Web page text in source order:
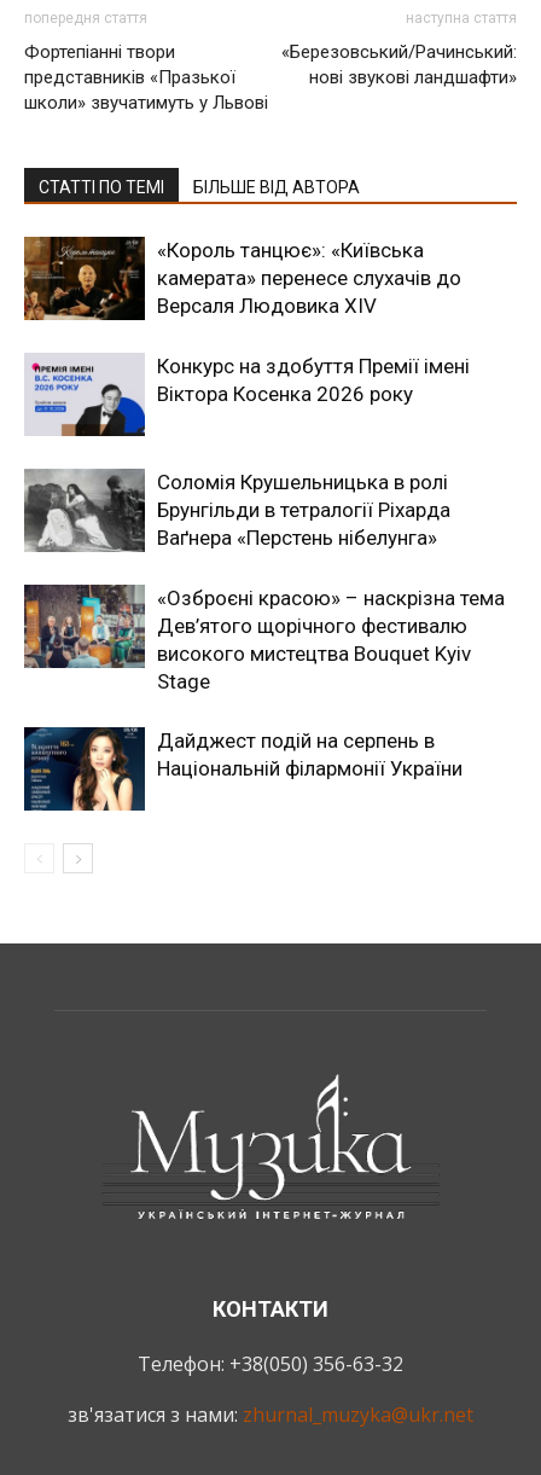
попередня стаття
Фортепіанні твори
представників «Празької
школи» звучатимуть у Львові
наступна стаття
«Березовський/Рачинський:
нові звукові ландшафти»
СТАТТІ ПО ТЕМІ БІЛЬШЕ ВІД АВТОРА
«Король танцює»: «Київська
камерата» перенесе слухачів до
Версаля Людовика XIV
Конкурс на здобуття Премії імені
Віктора Косенка 2026 року
Соломія Крушельницька в ролі
Брунгільди в тетралогії Ріхарда
Ваґнера «Перстень нібелунга»
«Озброєні красою» – наскрізна тема
Дев’ятого щорічного фестивалю
високого мистецтва Bouquet Kyiv
Stage
Дайджест подій на серпень в
Національній філармонії України
КОНТАКТИ
Телефон: +38(050) 356-63-32
зв'язатися з нами: zhurnal_muzyka@ukr.net